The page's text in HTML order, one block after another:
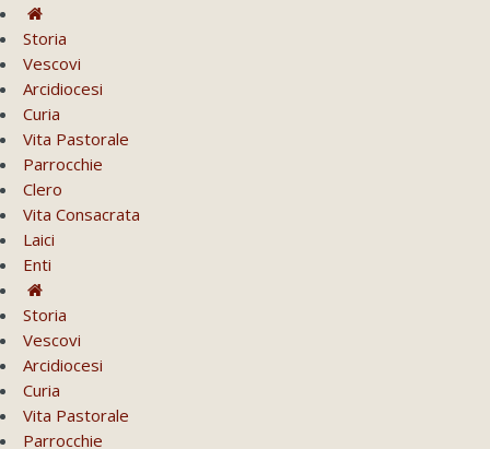
Storia
Vescovi
Arcidiocesi
Curia
Vita Pastorale
Parrocchie
Clero
Vita Consacrata
Laici
Enti
Storia
Vescovi
Arcidiocesi
Curia
Vita Pastorale
Parrocchie